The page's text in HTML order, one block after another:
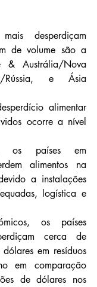
desperdiçam
de volume são a
& Austrália/Nova
Rússia, e Ásia
alimentar
ocorre a nível
os países em
alimentos na
a instalações
logística e
os países
cerca de
em resíduos
em comparação
de dólares nos